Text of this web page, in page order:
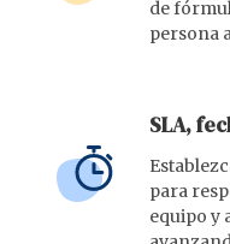
de
persona
SLA,
para
equipo y